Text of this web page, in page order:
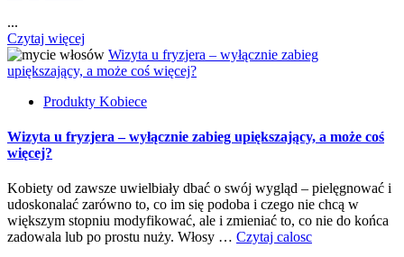
...
Czytaj więcej
Wizyta u fryzjera – wyłącznie zabieg
upiększający, a może coś więcej?
Produkty Kobiece
Wizyta u fryzjera – wyłącznie zabieg upiększający, a może coś
więcej?
Kobiety od zawsze uwielbiały dbać o swój wygląd – pielęgnować i
udoskonalać zarówno to, co im się podoba i czego nie chcą w
większym stopniu modyfikować, ale i zmieniać to, co nie do końca
zadowala lub po prostu nuży. Włosy … Czytaj calosc